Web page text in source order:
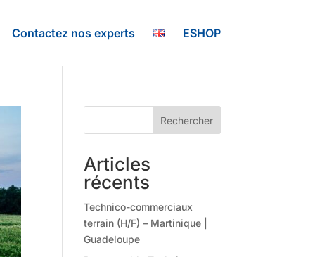
Contactez nos experts ESHOP
Rechercher
Articles
récents
Technico-commerciaux
terrain (H/F) – Martinique |
Guadeloupe